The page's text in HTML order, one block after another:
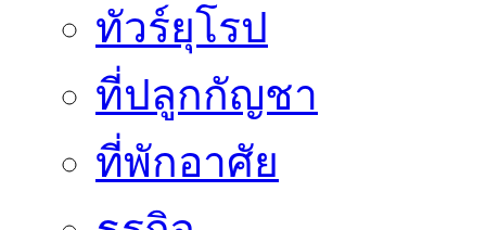
ทัวร์ยุโรป
ที่ปลูกกัญชา
ที่พักอาศัย